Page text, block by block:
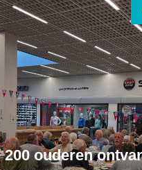
200 ouderen